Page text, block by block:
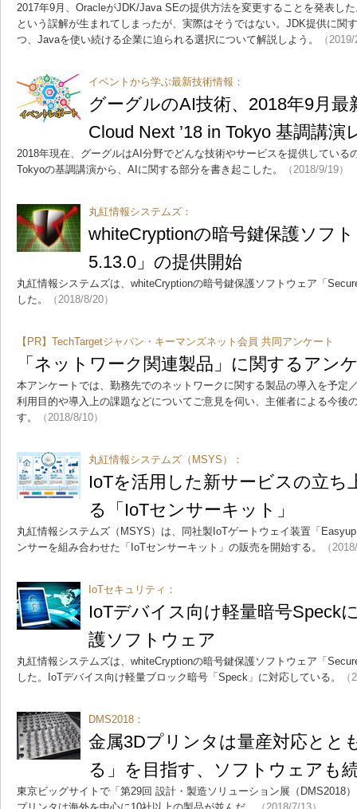
2017年9月、OracleがJDK/Java SEの提供方法を変更することを発表し
という誤解が生まれてしまったが、実際はそうではない。JDK提供に関
つ、Javaを使い続ける企業に迫られる選択について解説しよう。
（
イベントから学ぶ最新技術情報：
グーグルのAI技術、2018年9月
Cloud Next ’18 in Tokyo 基調講演
2018年現在、グーグルはAI分野でどんな技術やサービスを提供している
Tokyoの基調講演から、AIに関する部分を書き起こした。
（2018/9/19）
丸紅情報システムズ：
whiteCryptionの暗号鍵保護ソフ
5.13.0」の提供開始
丸紅情報システムズは、whiteCryptionの暗号鍵保護ソフトウェア「
した。
（2018/8/20）
【PR】TechTargetジャパン・キーマンズネット会員 共同アンケート
「ネットワーク関連製品」に関するアン
本アンケートでは、勤務先でのネットワークに関する製品の導入を予定
利用目的や導入上の課題などについてご意見を伺い、主催者による今後
す。
（2018/8/10）
丸紅情報システムズ（MSYS）：
IoTを活用した新サービスの立ち
る「IoTセンサーキット」
丸紅情報システムズ（MSYS）は、同社製IoTゲートウェイ装置「
ンサーを組み合わせた「IoTセンサーキット」の販売を開始する。
（
IoTセキュリティ：
IoTデバイス向け軽量暗号Speck
護ソフトウェア
丸紅情報システムズは、whiteCryptionの暗号鍵保護ソフトウェア「
した。IoTデバイス向け軽量ブロック暗号「Speck」に対応している。
DMS2018：
金属3Dプリンタは量産対応とと
る」を目指す、ソフトウェアも
東京ビッグサイトで「第29回 設計・製造ソリューション展（DMS2018